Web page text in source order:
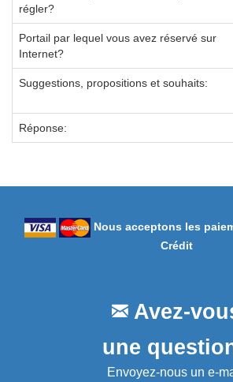
régler?
Portail par lequel vous avez réservé sur
Internet?
Suggestions, propositions et souhaits:
Réponse:
Nous acceptons les
Crédit
Avez-
une
Envoyez-nous un e-